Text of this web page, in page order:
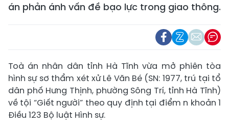
án phản ánh vấn đề bạo lực trong giao thông.
Toà án nhân dân tỉnh Hà Tĩnh vừa mở phiên tòa
hình sự sơ thẩm xét xử Lê Văn Bé (SN: 1977, trú tại tổ
dân phố Hưng Thịnh, phường Sông Trí, tỉnh Hà Tĩnh)
về tội “Giết người” theo quy định tại điểm n khoản 1
Điều 123 Bộ luật Hình sự.